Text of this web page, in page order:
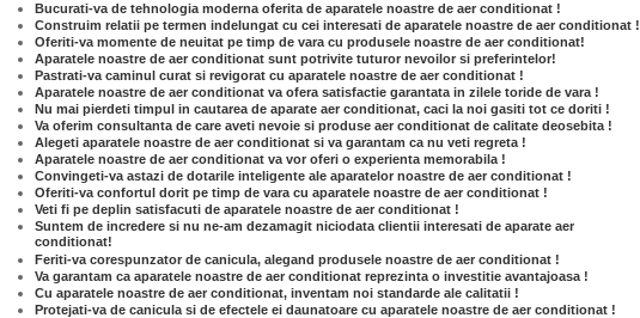
Bucurati-va de tehnologia moderna oferita de aparatele noastre de aer conditionat !
Construim relatii pe termen indelungat cu cei interesati de aparatele noastre de aer conditionat !
Oferiti-va momente de neuitat pe timp de vara cu produsele noastre de aer conditionat!
Aparatele noastre de aer conditionat sunt potrivite tuturor nevoilor si preferintelor!
Pastrati-va caminul curat si revigorat cu aparatele noastre de aer conditionat !
Aparatele noastre de aer conditionat va ofera satisfactie garantata in zilele toride de vara !
Nu mai pierdeti timpul in cautarea de aparate aer conditionat, caci la noi gasiti tot ce doriti !
Va oferim consultanta de care aveti nevoie si produse aer conditionat de calitate deosebita !
Alegeti aparatele noastre de aer conditionat si va garantam ca nu veti regreta !
Aparatele noastre de aer conditionat va vor oferi o experienta memorabila !
Convingeti-va astazi de dotarile inteligente ale aparatelor noastre de aer conditionat !
Oferiti-va confortul dorit pe timp de vara cu aparatele noastre de aer conditionat !
Veti fi pe deplin satisfacuti de aparatele noastre de aer conditionat !
Suntem de incredere si nu ne-am dezamagit niciodata clientii interesati de aparate aer
conditionat!
Feriti-va corespunzator de canicula, alegand produsele noastre de aer conditionat !
Va garantam ca aparatele noastre de aer conditionat reprezinta o investitie avantajoasa !
Cu aparatele noastre de aer conditionat, inventam noi standarde ale calitatii !
Protejati-va de canicula si de efectele ei daunatoare cu aparatele noastre de aer conditionat !